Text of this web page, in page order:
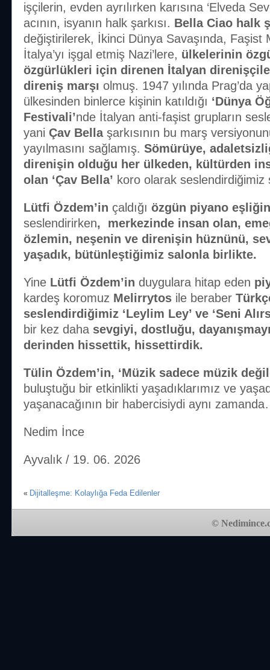
işçilerin, evden ayrılırken karısına ‘Elveda
acının, isyanın halk şarkısı. Bella Ciao halk
değiştirilerek, İkinci Dünya Savaşında, Faşist
İtalya’yı işgal etmiş Nazi’lere, ülkelerinin
özgürlükleri için direnen İtalyan
direniş marşı olmuş. 1947 yılında Prag’da
ülkesinden binlerce kişinin katıldığı ‘Dünya
Festivali’nde İtalyan anti-faşist grupların
yani Çav Bellaşarkısının bu marş
yayılmasını sağlamış. Sömürüye,
direnişin olduğu her ülkeden, kültürden
olan ‘Çav Bella’ koro olarak seslendirdiğimiz
Lütfi Özdem’in çaldığı özgün piyano
seslendirirken, merkezinde insan olan,
özlemin, neşenin ve direnişin hüznünü,
yaşadık, bütünleştiğimiz salonla birlikte.
Yine Lütfi Özdem’in duygulara hitap eden
kardeş koromuz Melirrytos ile beraber
seslendirdiğimiz ‘Leylim Ley’ ve ‘Seni
bir kez daha sevgiyi, dostluğu,
derinden hissettik, hissettirdik.
Tülin Özdem’in, ‘Müzik sadece müzik
buluştuğu bir etkinlikti yaşadıklarımız ve
yaşanacağının bir habercisiydi aynı
Nedim İnce
Ayvalık / 19. 06. 2026
« Dijitalleşme: Kolaylığa Feda Edilenler
©